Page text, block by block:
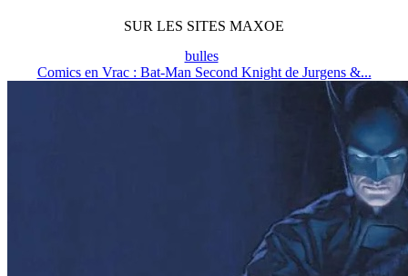
SUR LES SITES MAXOE
bulles
Comics en Vrac : Bat-Man Second Knight de Jurgens &...